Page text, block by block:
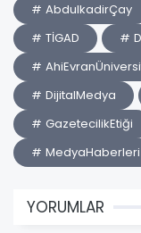
# AbdulkadirÇay
# TİGAD
#
#
# DijitalMedya
# GazetecilikEtiği
# MedyaHaberleri
YORUMLAR